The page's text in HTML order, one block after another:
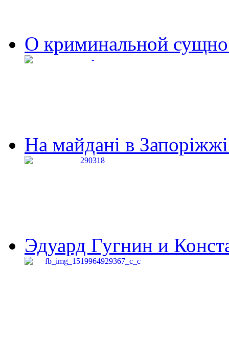
О криминальной
На майдані в
Эдуард Гугнин и